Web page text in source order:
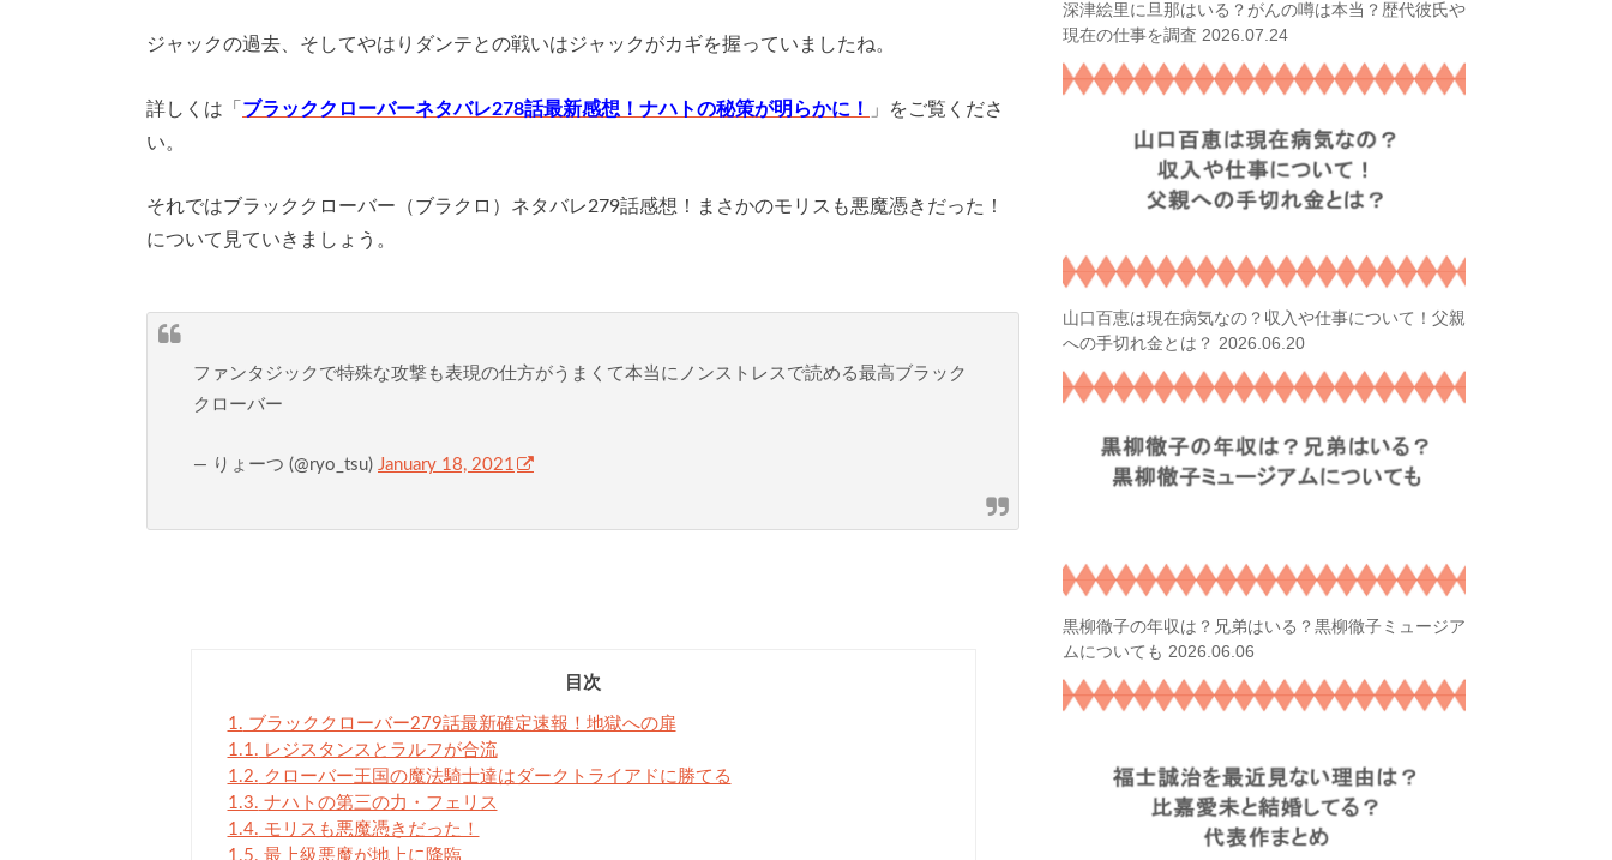
ジャックの過去、そしてやはりダンテとの戦いはジャックがカギを握っていましたね。
詳しくは「 ブラッククローバーネタバレ278話最新感想！ナハトの秘策が明らかに！
」をご覧くださ
い。
それではブラッククローバー（ブラクロ）ネタバレ279話感想！まさかのモリスも悪魔憑きだった！
について見ていきましょう。
ファンタジックで特殊な攻撃も表現の仕方がうまくて本当にノンストレスで読める最高ブラック
クローバー
— りょーつ (@ryo_tsu) January 18, 2021
目次
1. ブラッククローバー279話最新確定速報！地獄への扉
1.1. レジスタンスとラルフが合流
1.2. クローバー王国の魔法騎士達はダークトライアドに勝てる
1.3. ナハトの第三の力・フェリス
1.4. モリスも悪魔憑きだった！
1.5. 最上級悪魔が地上に降臨
深津絵里に旦那はいる？がんの噂は本当？歴代彼氏や
現在の仕事を調査 2026.07.24
山口百恵は現在病気なの？収入や仕事について！父親
への手切れ金とは？ 2026.06.20
黒柳徹子の年収は？兄弟はいる？黒柳徹子ミュージア
ムについても 2026.06.06